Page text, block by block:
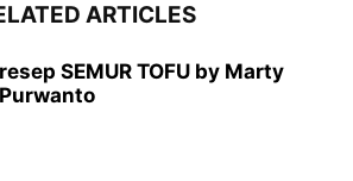
ARTICLES
resep SEMUR TOFU by Marty
Purwanto